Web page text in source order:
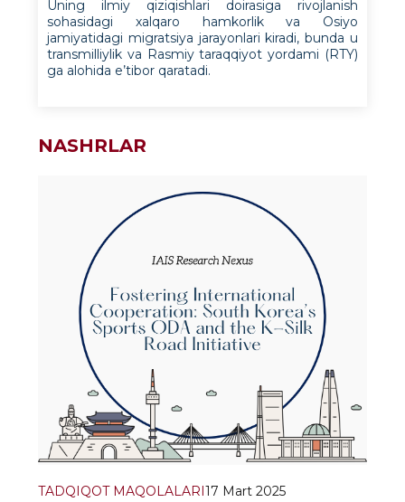
Uning ilmiy qiziqishlari doirasiga rivojlanish
sohasidagi xalqaro hamkorlik va Osiyo
jamiyatidagi migratsiya jarayonlari kiradi, bunda u
transmilliylik va Rasmiy taraqqiyot yordami (RTY)
ga alohida e’tibor qaratadi.
NASHRLAR
TADQIQOT MAQOLALARI17 Mart 2025